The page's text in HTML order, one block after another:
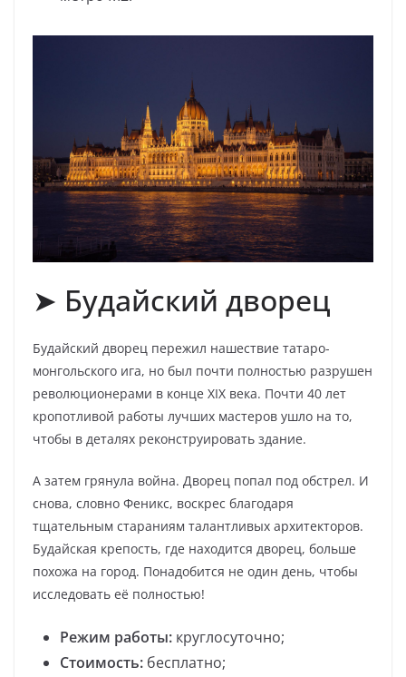
➤ Будайский дворец
Будайский дворец пережил нашествие татаро-
монгольского ига, но был почти полностью разрушен
революционерами в конце XIX века. Почти 40 лет
кропотливой работы лучших мастеров ушло на то,
чтобы в деталях реконструировать здание.
А затем грянула война. Дворец попал под обстрел. И
снова, словно Феникс, воскрес благодаря
тщательным стараниям талантливых архитекторов.
Будайская крепость, где находится дворец, больше
похожа на город. Понадобится не один день, чтобы
исследовать её полностью!
Режим работы: круглосуточно;
Стоимость: бесплатно;